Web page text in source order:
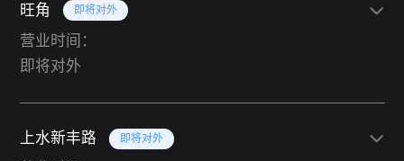
旺角 即将对外
营业时间：
即将对外
上水新丰路 即将对外